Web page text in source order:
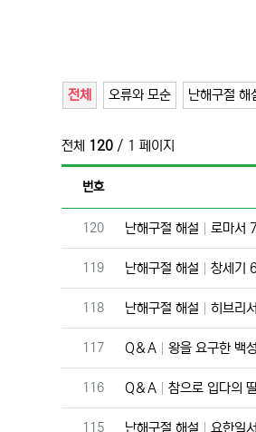
전체 오류와 모순 난해구절 해
전체 120 / 1 페이지
번호
번호
120 난해구절 해설 로마서
번호
119 난해구절 해설 창세기
번호
118 난해구절 해설 히브리
번호
117 Q＆A 왕을 요구한 백
번호
116 Q＆A 참으로 입다의
번호
115 난해구절 해설 요한일